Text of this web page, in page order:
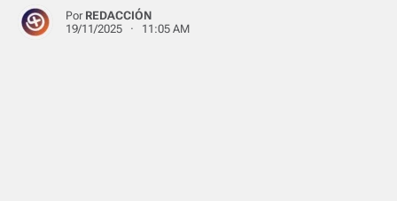
Por REDACCIÓN
19/11/2025 · 11:05 AM